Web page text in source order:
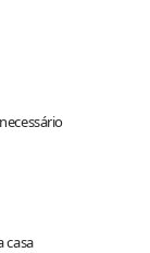
casa